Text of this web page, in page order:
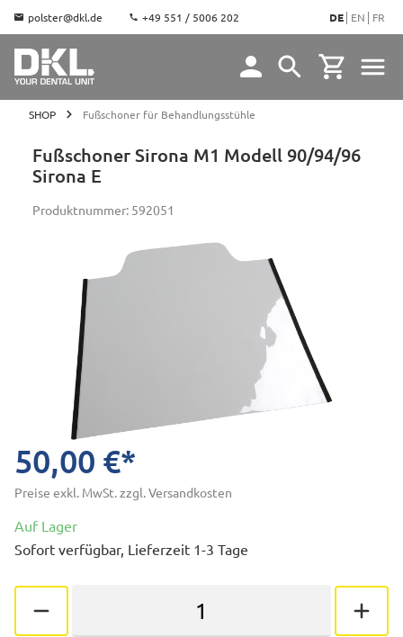
polster@dkl.de +49 551 / 5006 202 DE EN FR
SHOP Fußschoner für Behandlungsstühle
Fußschoner Sirona M1 Modell 90/94/96
Sirona E
Produktnummer: 592051
50,00 €*
Preise exkl. MwSt. zzgl. Versandkosten
Auf Lager
Sofort verfügbar, Lieferzeit 1-3 Tage